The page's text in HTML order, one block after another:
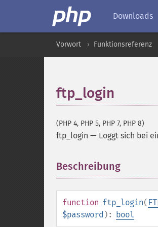
Downloads
Vorwort Funktionsreferenz
ftp_login
(PHP 4, PHP 5, PHP 7, PHP 8)
ftp_login — Loggt sich bei
Beschreibung
function ftp_login(
$password ): bool